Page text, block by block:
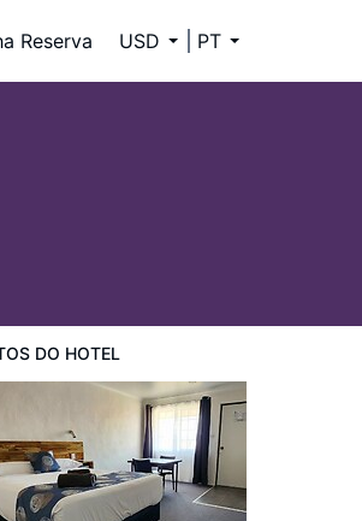
Reserva USD PT
DO HOTEL